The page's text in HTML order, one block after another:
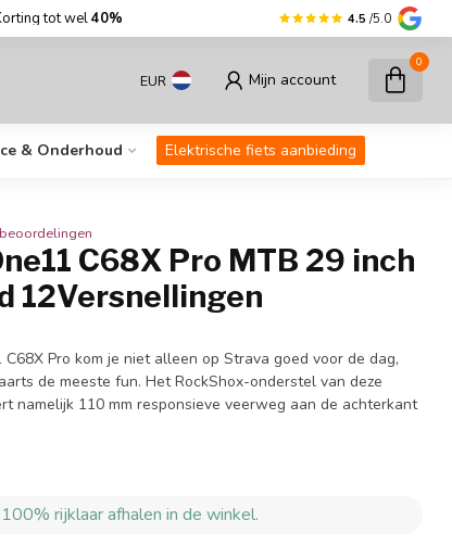
30.000fietsen op voorraad 4.5 /5.0
EUR Mijn account
0
& Onderhoud Elektrische fiets aanbieding
C68X Pro MTB 29 inch
12Versnellingen
C68X Pro kom je niet alleen op Strava goed voor de dag,
de meeste fun. Het RockShox-onderstel van deze
namelijk 110 mm responsieve veerweg aan de achterkant
rijklaar afhalen in de winkel.